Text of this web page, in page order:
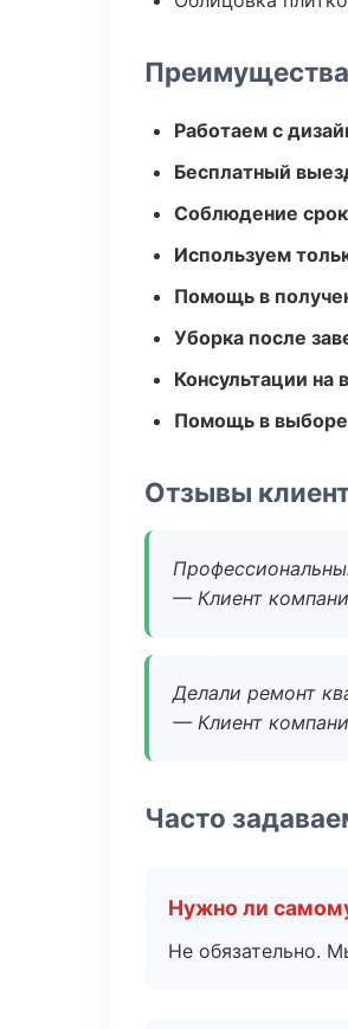
Работаем с
Бесплатный
Соблюдение
Используем
Помощь в
Уборка после
Консультации на
Помощь в выборе
Отзывы
— Клиент
Делали ремонт
— Клиент
Часто
Нужно ли
Не обязательно.